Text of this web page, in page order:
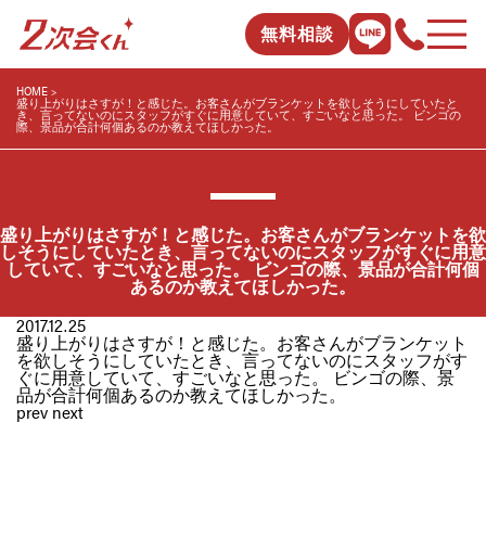
無料相談
HOME
盛り上がりはさすが！と感じた。お客さんがブランケットを欲しそうにしていたと
き、言ってないのにスタッフがすぐに用意していて、すごいなと思った。 ビンゴの
際、景品が合計何個あるのか教えてほしかった。
盛り上がりはさすが！と感じた。お客さんがブランケットを欲
しそうにしていたとき、言ってないのにスタッフがすぐに用意
していて、すごいなと思った。 ビンゴの際、景品が合計何個
あるのか教えてほしかった。
2017.12.25
盛り上がりはさすが！と感じた。お客さんがブランケット
を欲しそうにしていたとき、言ってないのにスタッフがす
ぐに用意していて、すごいなと思った。 ビンゴの際、景
品が合計何個あるのか教えてほしかった。
prev next